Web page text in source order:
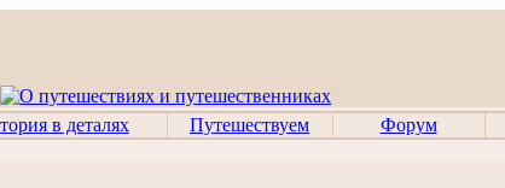
в деталях Путешествуем Форум